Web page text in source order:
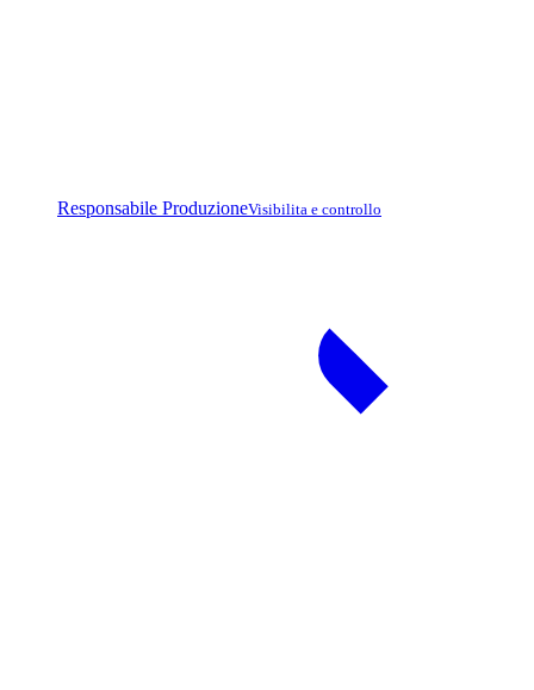
Responsabile ProduzioneVisibilita e controllo